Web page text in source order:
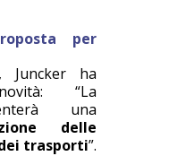
per
Juncker ha
“La
una
delle
trasporti”.